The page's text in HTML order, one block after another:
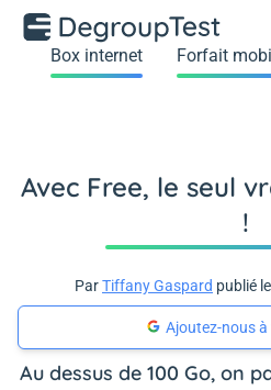
Box internet Forfait
Avec Free, le seul
!
ParTiffany Gaspard publié
Ajoutez-nous
Au dessus de 100 Go, on